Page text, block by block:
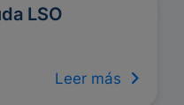
LSO
Leer más